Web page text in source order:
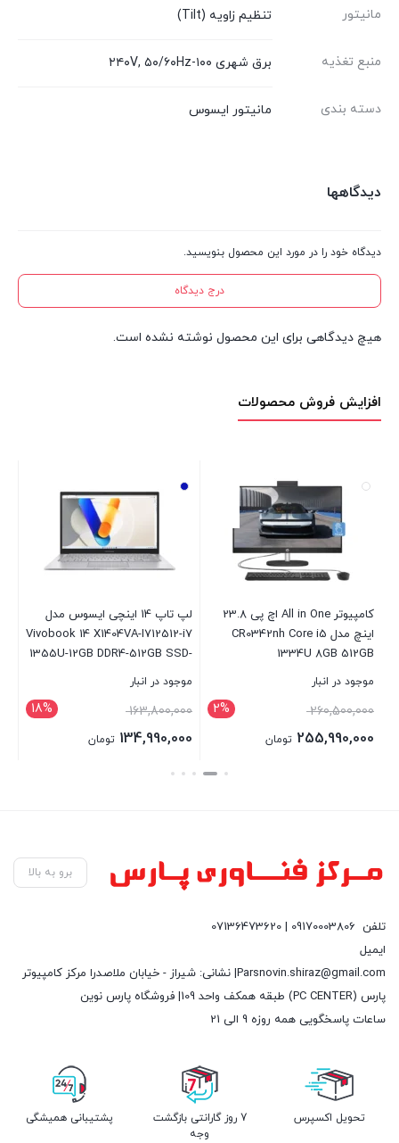
مانیتور
تنظیم زاویه (Tilt)
منبع تغذیه برق شهری ۱۰۰-۲۴۰V, ۵۰/۶۰Hz
دسته بندی مانیتور ایسوس
دیدگاهها
دیدگاه خود را در مورد این محصول بنویسید.
درج دیدگاه
هیچ دیدگاهی برای این محصول نوشته نشده است.
افزایش فروش محصولات
کامپیوتر All in One اچ پی 23.8
اینچ مدل CR0342nh Core i5
1334U 8GB 512GB
موجود در انبار
2% 260,500,000
255,990,000 تومان
لپ تاپ 14 اینچی ایسوس مدل
Vivobook 14 X1404VA-I712512-i7
1355U-12GB DDR4-512GB SSD-
موجود در انبار
18% 163,800,000
134,990,000 تومان
بستن
برو به بالا
تلفن 09170003806 | 07136473620
ایمیل
Parsnovin.shiraz@gmail.com| نشانی: شیراز - خیابان ملاصدرا مرکز کامپیوتر
پارس (PC CENTER) طبقه همکف واحد 109| فروشگاه پارس نوین
ساعات پاسخگویی همه روزه 9 الی 21
تحویل اکسپرس
7 روز گارانتی بازگشت
وجه
پشتیبانی همیشگی